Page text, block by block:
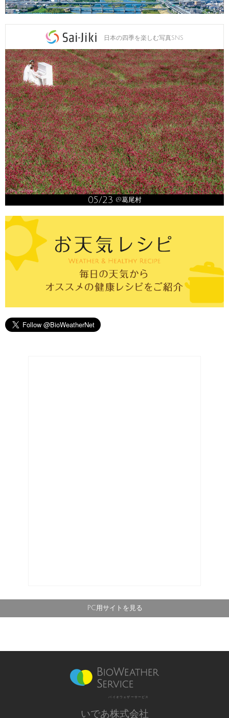
日本の四季を楽しむ写真SNS
05/23 @葛尾村
PC用サイトを見る
バイオウェザーサービス
いであ株式会社